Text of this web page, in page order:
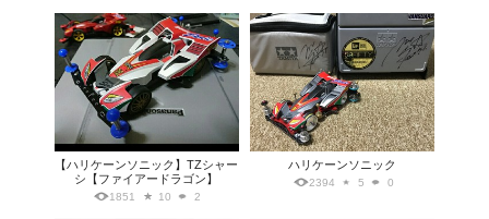
【ハリケーンソニック】TZシャー
シ【ファイアードラゴン】
1851 10 2
ハリケーンソニック
2394 5 0